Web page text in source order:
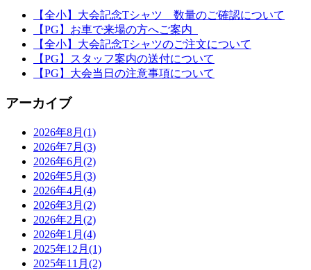
【全小】大会記念Tシャツ 数量のご確認について
【PG】お車で来場の方へご案内
【全小】大会記念Tシャツのご注文について
【PG】スタッフ案内の送付について
【PG】大会当日の注意事項について
アーカイブ
2026年8月(1)
2026年7月(3)
2026年6月(2)
2026年5月(3)
2026年4月(4)
2026年3月(2)
2026年2月(2)
2026年1月(4)
2025年12月(1)
2025年11月(2)